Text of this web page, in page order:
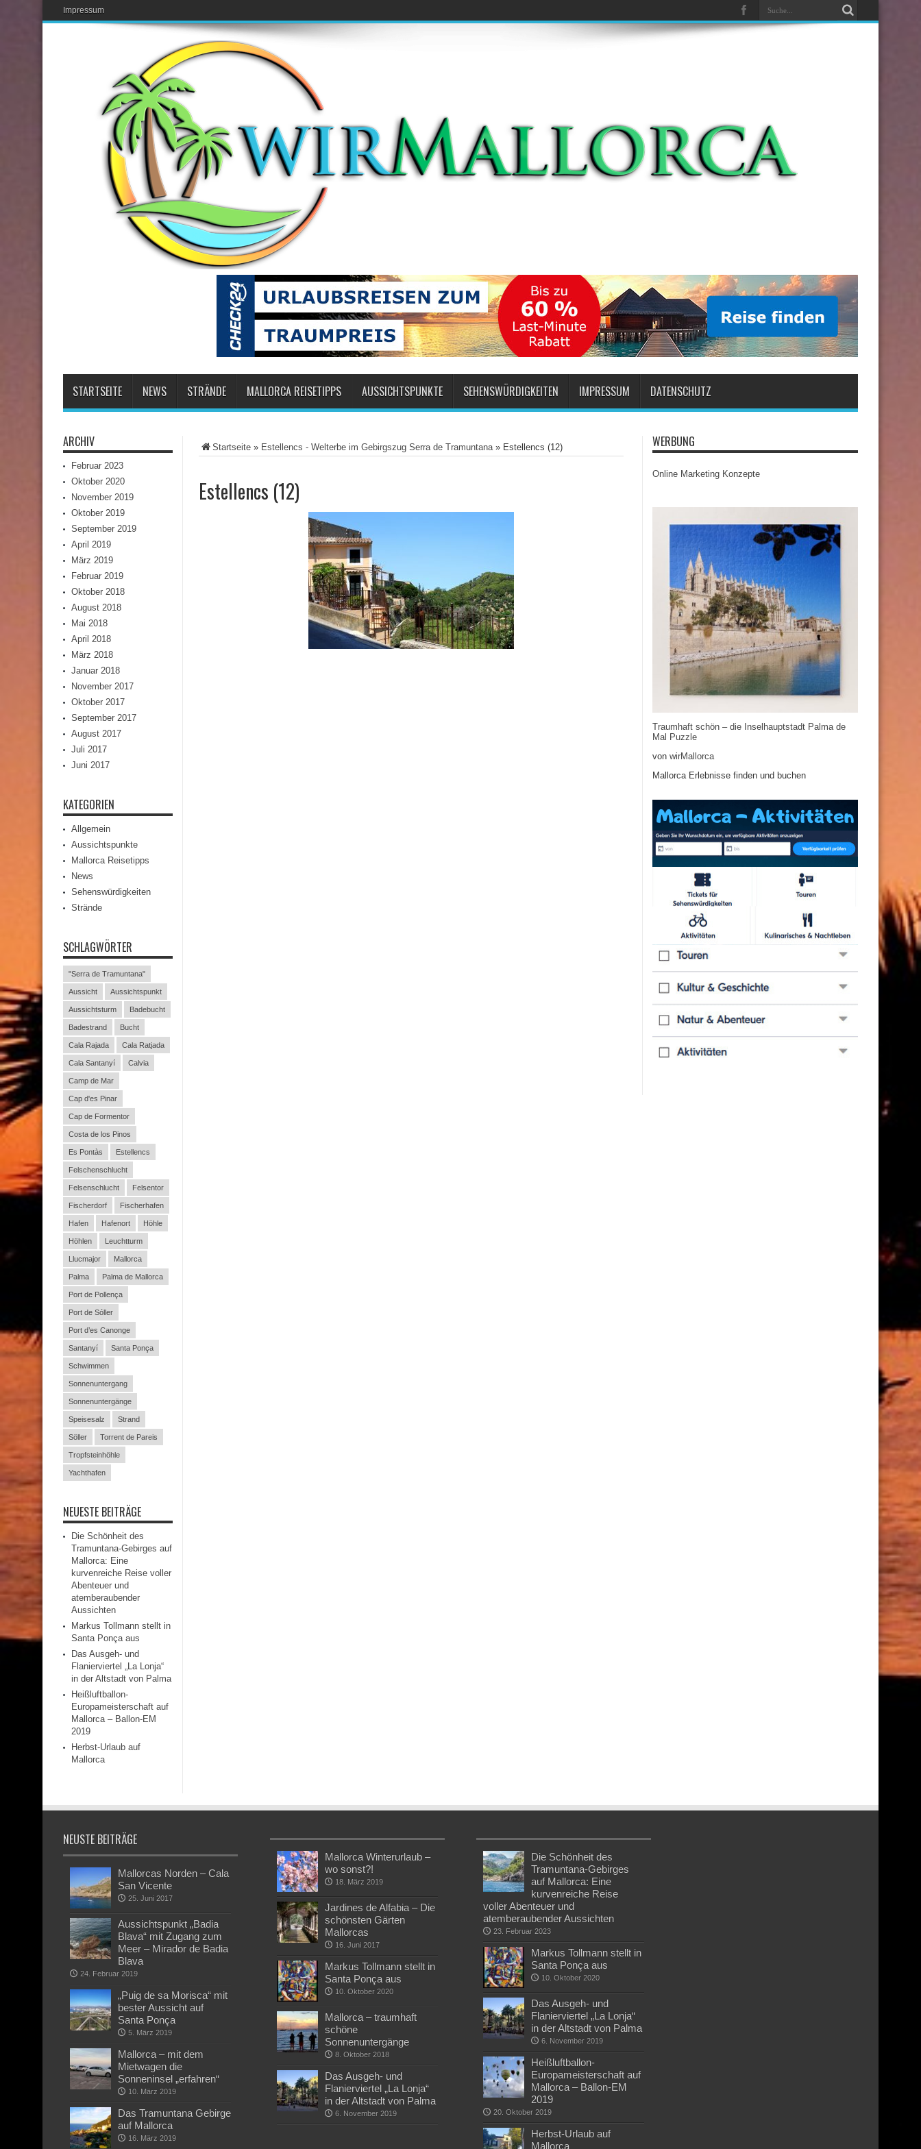
Impressum
STARTSEITE NEWS STRÄNDE MALLORCA REISETIPPS AUSSICHTSPUNKTE SEHENSWÜRDIGKEITEN IMPRESSUM DATENSCHUTZ
Startseite » Estellencs - Welterbe im Gebirgszug Serra de Tramuntana» Estellencs (12)
Estellencs (12)
ARCHIV
Februar 2023
Oktober 2020
November 2019
Oktober 2019
September 2019
April 2019
März 2019
Februar 2019
Oktober 2018
August 2018
Mai 2018
April 2018
März 2018
Januar 2018
November 2017
Oktober 2017
September 2017
August 2017
Juli 2017
Juni 2017
KATEGORIEN
Allgemein
Aussichtspunkte
Mallorca Reisetipps
News
Sehenswürdigkeiten
Strände
SCHLAGWÖRTER
"Serra de Tramuntana"
Aussicht Aussichtspunkt
Aussichtsturm Badebucht
Badestrand Bucht
Cala Rajada Cala Ratjada
Cala Santanyí Calvia
Camp de Mar
Cap d'es Pinar
Cap de Formentor
Costa de los Pinos
Es Pontàs Estellencs
Felschenschlucht
Felsenschlucht Felsentor
Fischerdorf Fischerhafen
Hafen Hafenort Höhle
Höhlen Leuchtturm
Llucmajor Mallorca
Palma Palma de Mallorca
Port de Pollença
Port de Sóller
Port d’es Canonge
Santanyí Santa Ponça
Schwimmen
Sonnenuntergang
Sonnenuntergänge
Speisesalz Strand
Söller Torrent de Pareis
Tropfsteinhöhle
Yachthafen
NEUESTE BEITRÄGE
Die Schönheit des
Tramuntana-Gebirges auf
Mallorca: Eine
kurvenreiche Reise voller
Abenteuer und
atemberaubender
Aussichten
Markus Tollmann stellt in
Santa Ponça aus
Das Ausgeh- und
Flanierviertel „La Lonja“
in der Altstadt von Palma
Heißluftballon-
Europameisterschaft auf
Mallorca – Ballon-EM
2019
Herbst-Urlaub auf
Mallorca
WERBUNG
Online Marketing Konzepte
Traumhaft schön – die Inselhauptstadt Palma de
Mal Puzzle
von wirMallorca
Mallorca Erlebnisse finden und buchen
NEUSTE BEITRÄGE
Mallorcas Norden – Cala
San Vicente
25. Juni 2017
Aussichtspunkt „Badia
Blava“ mit Zugang zum
Meer – Mirador de Badia
Blava
24. Februar 2019
„Puig de sa Morisca“ mit
bester Aussicht auf
Santa Ponça
5. März 2019
Mallorca – mit dem
Mietwagen die
Sonneninsel „erfahren“
10. März 2019
Das Tramuntana Gebirge
auf Mallorca
16. März 2019
Mallorca Winterurlaub –
wo sonst?!
18. März 2019
Jardines de Alfabia – Die
schönsten Gärten
Mallorcas
16. Juni 2017
Markus Tollmann stellt in
Santa Ponça aus
10. Oktober 2020
Mallorca – traumhaft
schöne
Sonnenuntergänge
8. Oktober 2018
Das Ausgeh- und
Flanierviertel „La Lonja“
in der Altstadt von Palma
6. November 2019
Die Schönheit des
Tramuntana-Gebirges
auf Mallorca: Eine
kurvenreiche Reise
voller Abenteuer und
atemberaubender Aussichten
23. Februar 2023
Markus Tollmann stellt in
Santa Ponça aus
10. Oktober 2020
Das Ausgeh- und
Flanierviertel „La Lonja“
in der Altstadt von Palma
6. November 2019
Heißluftballon-
Europameisterschaft auf
Mallorca – Ballon-EM
2019
20. Oktober 2019
Herbst-Urlaub auf
Mallorca